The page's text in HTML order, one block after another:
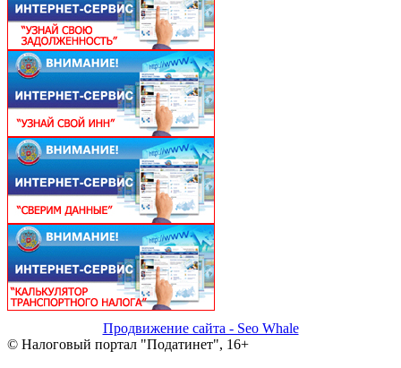
Продвижение сайта - Seo Whale
© Налоговый портал "Податинет", 16+